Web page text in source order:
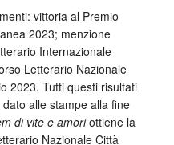
vittoria al Premio
2023; menzione
Internazionale
Letterario Nazionale
2023. Tutti questi risultati
dato alle stampe alla fine
di vite e amoriottiene la
Nazionale Città